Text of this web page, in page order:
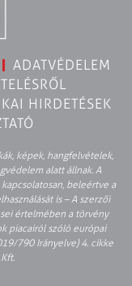
ADATVÉDELEM
HIRDETÉSEK
képek, hangfelvételek,
alatt állnak. A
beleértve a
is – A szerzői
értelmében a törvény
piacairól szóló európai
790 Irányelve) 4. cikke